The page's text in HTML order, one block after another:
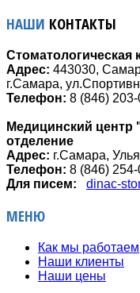
НАШИ КОНТАКТЫ
Адрес: 443030,
г.Самара,
Телефон: 8 (846)
Медицинский центр
отделение
Адрес: г.Самара,
Телефон: 8 (846)
Для писем:
dinac-
МЕНЮ
Как мы работаем
Наши клиенты
Наши цены